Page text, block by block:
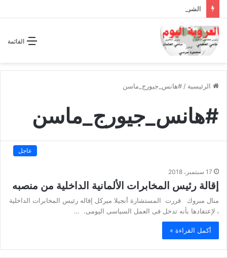
القائمة
الرئيسية / #هانس_جيورج_ماسن
#هانس_جيورج_ماسن
عاجل
17 سبتمبر، 2018
إقالة رئيس المخابرات الألمانية الداخلية من منصبه
منال مبروك قررت المستشارة أنجيلا ميركل إقاله رئيس المخابرات الداخلية
، لإعتقادها بأنه تدخل فى العمل السياسى اليومى. …
أكمل القراءة »